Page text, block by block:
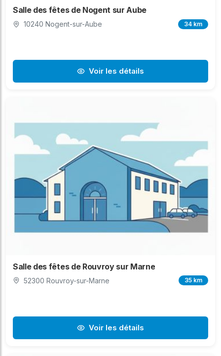
Salle des fêtes de Nogent sur Aube
10240 Nogent-sur-Aube 34 km
Voir les détails
Salle des fêtes de Rouvroy sur Marne
52300 Rouvroy-sur-Marne 35 km
Voir les détails